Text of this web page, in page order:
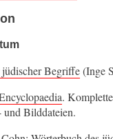
jüdischer Begriffe(Inge
.
Bilddateien.